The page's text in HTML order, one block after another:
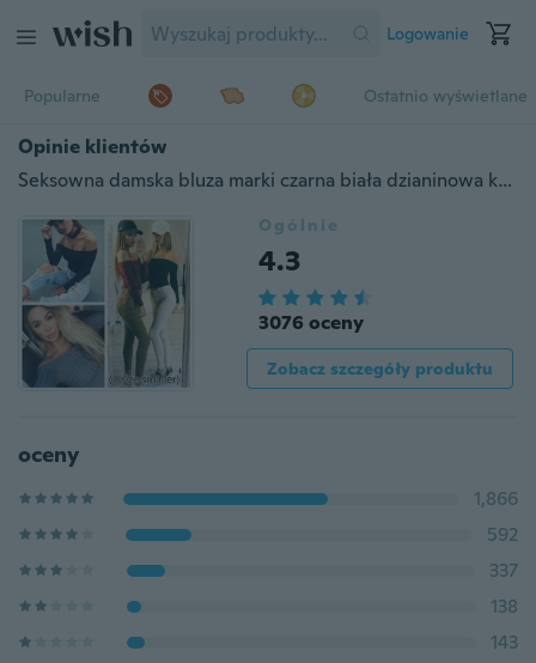
Logowanie
Popularne Ostatnio wyświetlane
Opinie klientów
Seksowna damska bluza marki czarna biała dzianinowa koszulka damska Femme Street Slash Neck Fall Off The Shoulder Top dla kobiet
Ogólnie
4.3
3076 oceny
Zobacz szczegóły produktu
oceny
1,866
592
337
138
143